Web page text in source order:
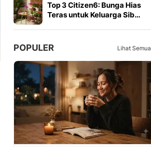
Top 3 Citizen6: Bunga Hias
Teras untuk Keluarga Sib…
POPULER Lihat Semua